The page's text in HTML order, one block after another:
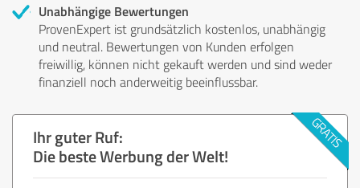
Unabhängige Bewertungen
ProvenExpert ist grundsätzlich kostenlos, unabhängig
und neutral. Bewertungen von Kunden erfolgen
freiwillig, können nicht gekauft werden und sind weder
finanziell noch anderweitig beeinflussbar.
Ihr guter Ruf:
Die beste Werbung der Welt!